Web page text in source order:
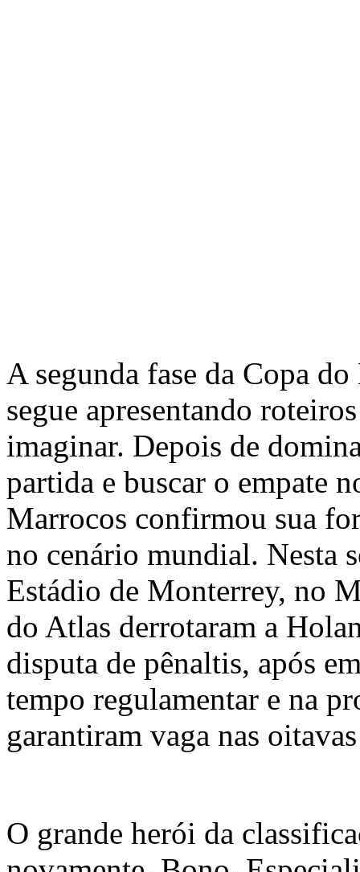
A segunda fase da Copa
segue apresentando
imaginar. Depois de
partida e buscar o empate
Marrocos confirmou sua
no cenário mundial. Nesta
Estádio de Monterrey, no
do Atlas derrotaram a
disputa de pênaltis, após
tempo regulamentar e na
garantiram vaga nas
O grande herói da